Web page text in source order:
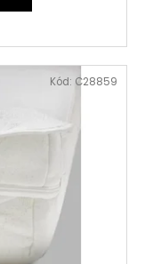
Kód: C28859